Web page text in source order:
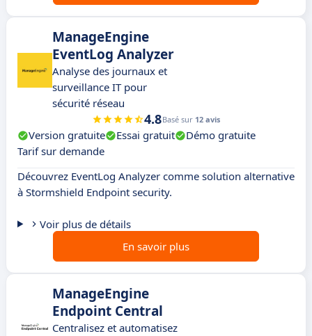
ManageEngine
EventLog Analyzer
Analyse des journaux et
surveillance IT pour
sécurité réseau
4.8Basé sur 12 avis
Version gratuite Essai gratuit
Démo gratuite
Tarif sur demande
Découvrez EventLog Analyzer comme solution alternative
à Stormshield Endpoint security.
Voir plus de détails
En savoir plus
ManageEngine
Endpoint Central
Centralisez et automatisez